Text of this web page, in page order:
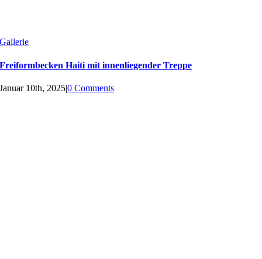
Gallerie
Freiformbecken Haiti mit innenliegender Treppe
Januar 10th, 2025|0 Comments